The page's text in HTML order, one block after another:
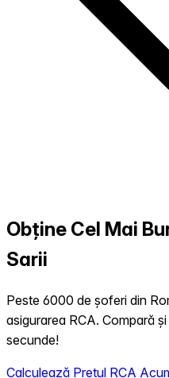
Obține Cel Mai
Sarii
Peste 6000 de șoferi din
asigurarea RCA. Compară
secunde!
Calculează Prețul RCA